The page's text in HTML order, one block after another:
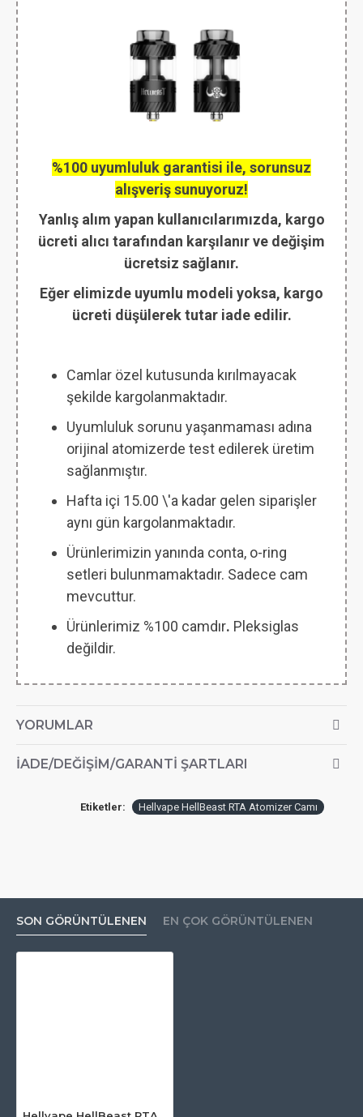
%100 uyumluluk garantisi ile, sorunsuz
alışveriş sunuyoruz!
Yanlış alım yapan kullanıcılarımızda, kargo
ücreti alıcı tarafından karşılanır ve değişim
ücretsiz sağlanır.
Eğer elimizde uyumlu modeli yoksa, kargo
ücreti düşülerek tutar iade edilir.
Camlar özel kutusunda kırılmayacak
şekilde kargolanmaktadır.
Uyumluluk sorunu yaşanmaması adına
orijinal atomizerde test edilerek üretim
sağlanmıştır.
Hafta içi 15.00 \'a kadar gelen siparişler
aynı gün kargolanmaktadır.
Ürünlerimizin yanında conta, o-ring
setleri bulunmamaktadır. Sadece cam
mevcuttur.
Ürünlerimiz %100 camdır. Pleksiglas
değildir.
YORUMLAR
İADE/DEĞIŞIM/GARANTI ŞARTLARI
Etiketler: Hellvape HellBeast RTA Atomizer Camı
SON GÖRÜNTÜLENEN EN ÇOK GÖRÜNTÜLENEN